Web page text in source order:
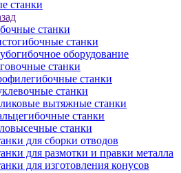
станки
станки
станки
оборудование
станки
станки
станки
вытяжные станки
станки
станки
для сборки отводов
для размотки и правки металла
для изготовления конусов